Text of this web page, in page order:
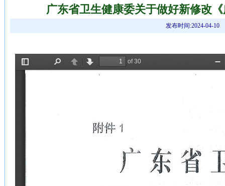
广东省卫生健康委关于做好新修改
发布时间:2024-04-10